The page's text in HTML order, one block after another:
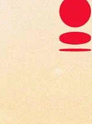
Сегодня:
2026.08.09
14:25
Афиша Plus